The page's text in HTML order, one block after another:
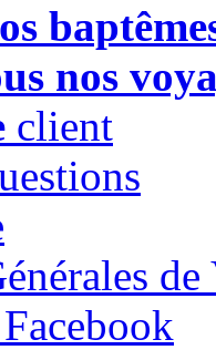
nos
client
de